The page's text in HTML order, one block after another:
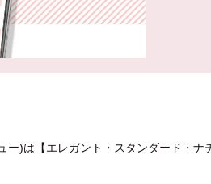
ー)は【エレガント・スタンダード・ナ